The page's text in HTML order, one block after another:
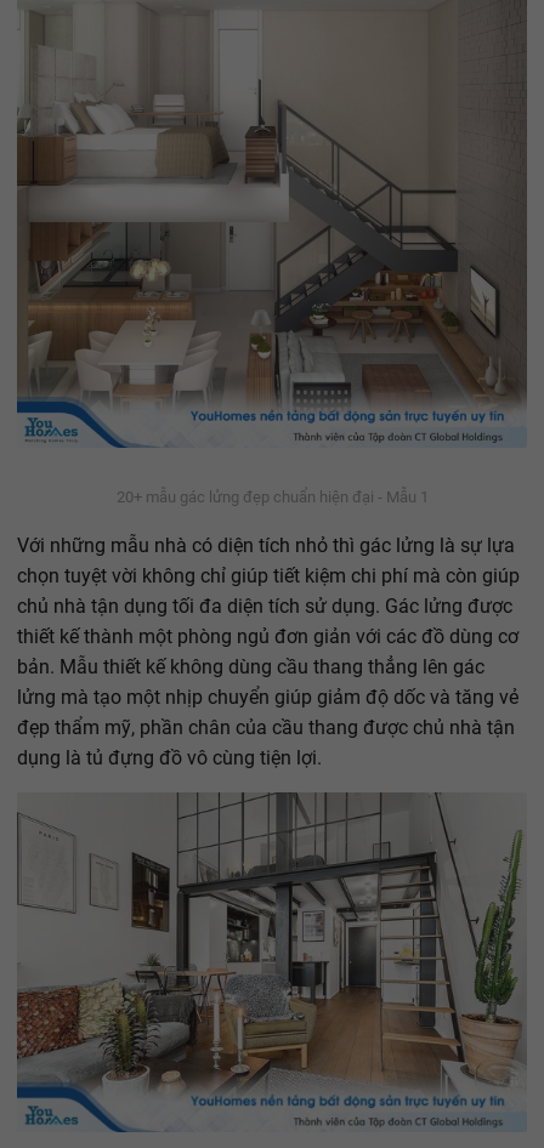
20+ mẫu gác lửng đẹp chuẩn hiện đại - Mẫu 1
Với những mẫu nhà có diện tích nhỏ thì gác lửng là sự lựa
chọn tuyệt vời không chỉ giúp tiết kiệm chi phí mà còn giúp
chủ nhà tận dụng tối đa diện tích sử dụng. Gác lửng được
thiết kế thành một phòng ngủ đơn giản với các đồ dùng cơ
bản. Mẫu thiết kế không dùng cầu thang thẳng lên gác
lửng mà tạo một nhịp chuyển giúp giảm độ dốc và tăng vẻ
đẹp thẩm mỹ, phần chân của cầu thang được chủ nhà tận
dụng là tủ đựng đồ vô cùng tiện lợi.